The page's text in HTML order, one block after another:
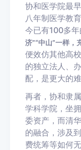
协和医学院最
八年制医学教
今已有100多年
济”“中山”一样，
便效仿其他高
的独立法人、
配，是更大的难
再者，协和隶
学科学院，坐
委资产，而清
的融合，涉及
费统筹等如何